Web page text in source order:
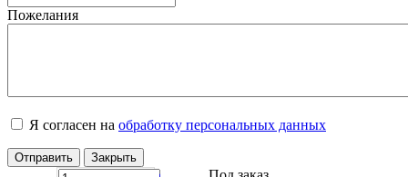
Пожелания
Я согласен на обработку персональных данных
Отправить Закрыть